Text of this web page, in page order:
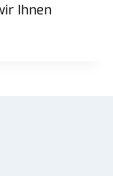
Ihnen